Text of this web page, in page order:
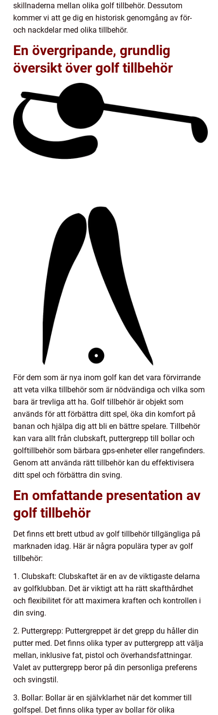
skillnaderna mellan olika golf tillbehör. Dessutom
kommer vi att ge dig en historisk genomgång av för-
och nackdelar med olika tillbehör.
En övergripande, grundlig
översikt över golf tillbehör
För dem som är nya inom golf kan det vara förvirrande
att veta vilka tillbehör som är nödvändiga och vilka som
bara är trevliga att ha. Golf tillbehör är objekt som
används för att förbättra ditt spel, öka din komfort på
banan och hjälpa dig att bli en bättre spelare. Tillbehör
kan vara allt från clubskaft, puttergrepp till bollar och
golftillbehör som bärbara gps-enheter eller rangefinders.
Genom att använda rätt tillbehör kan du effektivisera
ditt spel och förbättra din sving.
En omfattande presentation av
golf tillbehör
Det finns ett brett utbud av golf tillbehör tillgängliga på
marknaden idag. Här är några populära typer av golf
tillbehör:
1. Clubskaft: Clubskaftet är en av de viktigaste delarna
av golfklubban. Det är viktigt att ha rätt skafthårdhet
och flexibilitet för att maximera kraften och kontrollen i
din sving.
2. Puttergrepp: Puttergreppet är det grepp du håller din
putter med. Det finns olika typer av puttergrepp att välja
mellan, inklusive fat, pistol och överhandsfattningar.
Valet av puttergrepp beror på din personliga preferens
och svingstil.
3. Bollar: Bollar är en självklarhet när det kommer till
golfspel. Det finns olika typer av bollar för olika